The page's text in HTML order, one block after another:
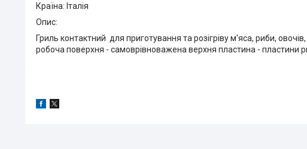
Країна: Італія
Опис:
Гриль контактний для приготування та розігріву м'яса, риби,
робоча поверхня - самоврівноважена верхня пластина - пластини